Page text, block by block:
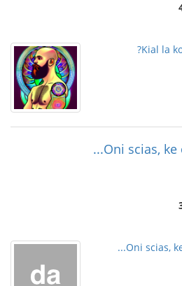
Kial la
Oni scias, ke
Oni scias,